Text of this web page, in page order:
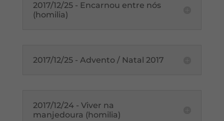
2017/12/25 - Encarnou entre nós
(homilia)
2017/12/25 - Advento / Natal 2017
2017/12/24 - Viver na
manjedoura (homilia)